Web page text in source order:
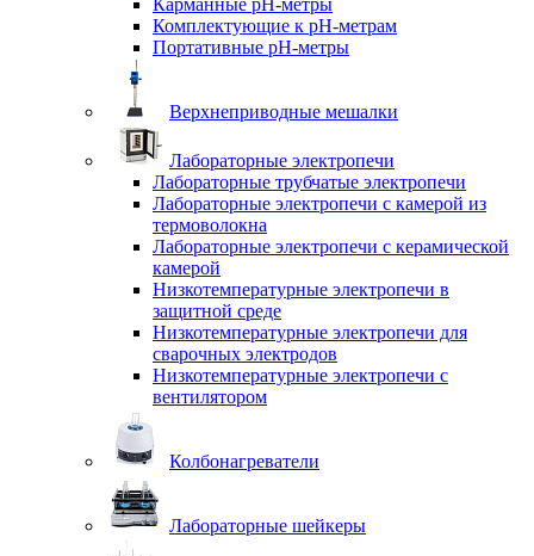
Карманные pH-метры
Комплектующие к pH-метрам
Портативные pH-метры
Верхнеприводные мешалки
Лабораторные электропечи
Лабораторные трубчатые электропечи
Лабораторные электропечи с камерой из
термоволокна
Лабораторные электропечи с керамической
камерой
Низкотемпературные электропечи в
защитной среде
Низкотемпературные электропечи для
cварочных электродов
Низкотемпературные электропечи с
вентилятором
Колбонагреватели
Лабораторные шейкеры